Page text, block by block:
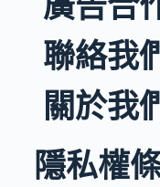
聯絡我
關於我
隱私權